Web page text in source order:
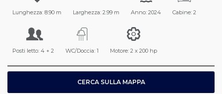
Lunghezza: 8.90 m Larghezza: 2.99 m Anno: 2024 Cabine: 2
Posti letto: 4 + 2 WC/Doccia: 1 Motore: 2 x 200 hp
CERCA SULLA MAPPA